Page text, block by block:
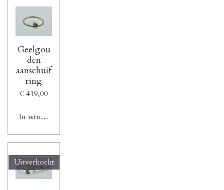
Geelgou
den
aanschuif
ring
€ 419,00
In winkelwagen
Uitverkocht